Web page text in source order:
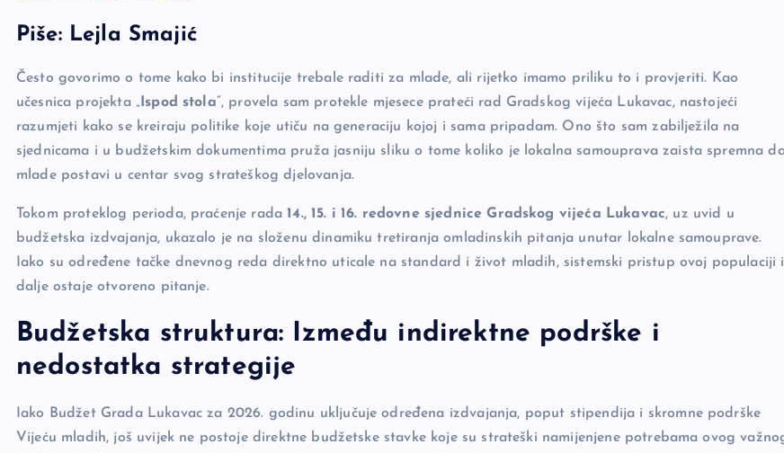
c
e
b
o
o
k
p
y
Li
n
k
se
n
g
er
er ar
e
Piše: Lejla Smajić
Često govorimo o tome kako bi institucije trebale raditi za mlade, ali rijetko imamo priliku to i provjeriti. Kao
učesnica projekta „ Ispod stola“, provela sam protekle mjesece prateći rad Gradskog vijeća Lukavac, nastojeći
razumjeti kako se kreiraju politike koje utiču na generaciju kojoj i sama pripadam. Ono što sam zabilježila na
sjednicama i u budžetskim dokumentima pruža jasniju sliku o tome koliko je lokalna samouprava zaista spremna
mlade postavi u centar svog strateškog djelovanja.
Tokom proteklog perioda, praćenje rada14., 15. i 16. redovne sjednice Gradskog vijeća Lukavac, uz uvid u
budžetska izdvajanja, ukazalo je na složenu dinamiku tretiranja omladinskih pitanja unutar lokalne samouprave.
Iako su određene tačke dnevnog reda direktno uticale na standard i život mladih, sistemski pristup ovoj populaciji i
dalje ostaje otvoreno pitanje.
Budžetska struktura: Između indirektne podrške i
nedostatka strategije
Iako Budžet Grada Lukavac za 2026. godinu uključuje određena izdvajanja, poput stipendija i skromne podrške
Vijeću mladih, još uvijek ne postoje direktne budžetske stavke koje su strateški namijenjene potrebama ovog